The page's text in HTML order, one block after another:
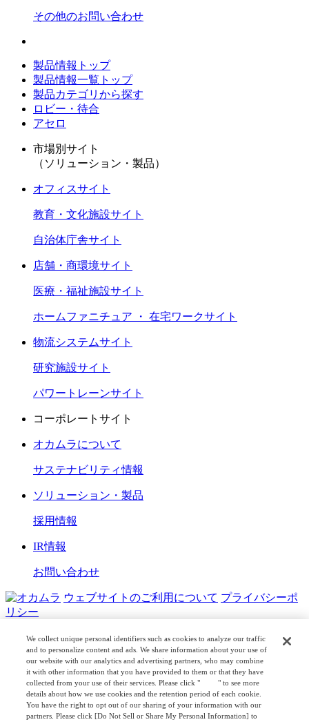
その他のお問い合わせ
製品情報トップ
製品情報一覧トップ
製品カテゴリから探す
ロビー・待合
アセロ
市場別サイト
（ソリューション・製品）
オフィスサイト
教育・文化施設サイト
自治体庁舎サイト
店舗・商環境サイト
医療・福祉施設サイト
ホームファニチュア ・ 在宅ワークサイト
物流システムサイト
研究施設サイト
パワートレーンサイト
コーポレートサイト
オカムラについて
サステナビリティ情報
ソリューション・製品
採用情報
IR情報
お問い合わせ
ウェブサイトのご利用について プライバシーポ
リシー
COPYRIGHT © OKAMURA CORPORATION. ALL RIGHTS
RESERVED.
日本公式 企業広報
We collect unique personal identifiers such as cookies to analyze our traffic
and to personalize content and ads. We share information about your use of
our website with our analytics and advertising partners, who may combine
it with other information that you have provided to them or that they have
collected from your use of their services. Please click "
here" to see more
details about how we use cookies and the retention period of each cookie.
You have the right to opt out of our sharing of your information with our
partners. Please click [Do Not Sell or Share My Personal Information] to